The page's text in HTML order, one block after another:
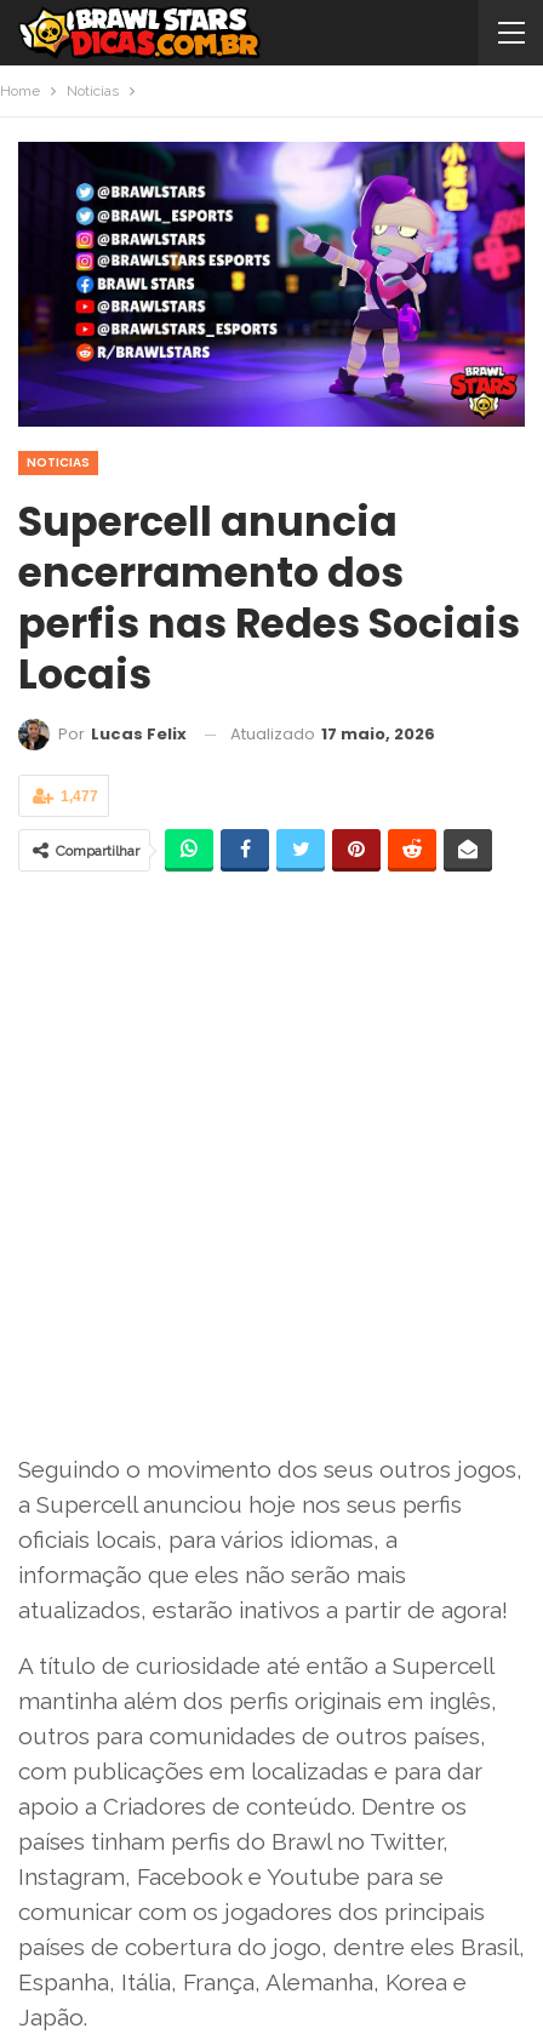
Home Noticias
NOTICIAS
Supercell anuncia
encerramento dos
perfis nas Redes Sociais
Locais
Por Lucas Felix Atualizado 17 maio, 2026
1,477
Compartilhar
Seguindo o movimento dos seus outros jogos,
a Supercell anunciou hoje nos seus perfis
oficiais locais, para vários idiomas, a
informação que eles não serão mais
atualizados, estarão inativos a partir de agora!
A título de curiosidade até então a Supercell
mantinha além dos perfis originais em inglês,
outros para comunidades de outros países,
com publicações em localizadas e para dar
apoio a Criadores de conteúdo. Dentre os
países tinham perfis do Brawl no Twitter,
Instagram, Facebook e Youtube para se
comunicar com os jogadores dos principais
países de cobertura do jogo, dentre eles Brasil,
Espanha, Itália, França, Alemanha, Korea e
Japão.